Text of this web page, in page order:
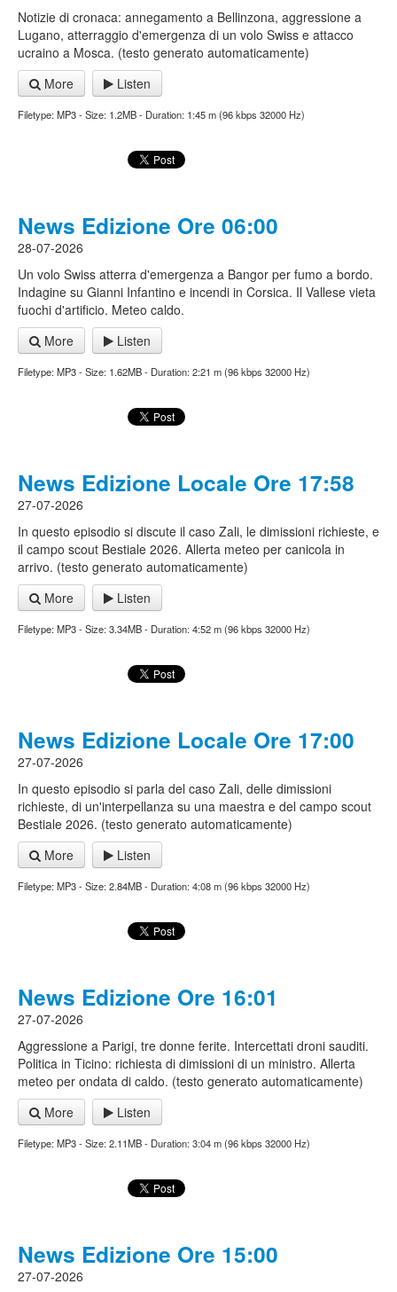
Notizie di cronaca: annegamento a Bellinzona, aggressione a
Lugano, atterraggio d'emergenza di un volo Swiss e attacco
ucraino a Mosca. (testo generato automaticamente)
More
Listen
Filetype: MP3 - Size: 1.2MB - Duration: 1:45 m (96 kbps 32000 Hz)
News Edizione Ore 06:00
28-07-2026
Un volo Swiss atterra d'emergenza a Bangor per fumo a bordo.
Indagine su Gianni Infantino e incendi in Corsica. Il Vallese vieta
fuochi d'artificio. Meteo caldo.
More
Listen
Filetype: MP3 - Size: 1.62MB - Duration: 2:21 m (96 kbps 32000 Hz)
News Edizione Locale Ore 17:58
27-07-2026
In questo episodio si discute il caso Zali, le dimissioni richieste, e
il campo scout Bestiale 2026. Allerta meteo per canicola in
arrivo. (testo generato automaticamente)
More
Listen
Filetype: MP3 - Size: 3.34MB - Duration: 4:52 m (96 kbps 32000 Hz)
News Edizione Locale Ore 17:00
27-07-2026
In questo episodio si parla del caso Zali, delle dimissioni
richieste, di un'interpellanza su una maestra e del campo scout
Bestiale 2026. (testo generato automaticamente)
More
Listen
Filetype: MP3 - Size: 2.84MB - Duration: 4:08 m (96 kbps 32000 Hz)
News Edizione Ore 16:01
27-07-2026
Aggressione a Parigi, tre donne ferite. Intercettati droni sauditi.
Politica in Ticino: richiesta di dimissioni di un ministro. Allerta
meteo per ondata di caldo. (testo generato automaticamente)
More
Listen
Filetype: MP3 - Size: 2.11MB - Duration: 3:04 m (96 kbps 32000 Hz)
News Edizione Ore 15:00
27-07-2026